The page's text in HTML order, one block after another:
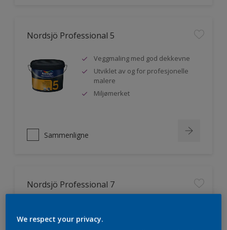
Nordsjö Professional 5
Veggmaling med god dekkevne
Utviklet av og for profesjonelle
malere
Miljømerket
Sammenligne
Nordsjö Professional 7
Lett å påføre og fordele
We respect your privacy.